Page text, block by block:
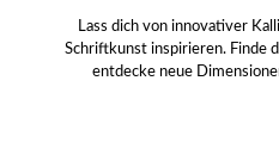
Lass dich von innovativer
Schriftkunst inspirieren. Finde
entdecke neue